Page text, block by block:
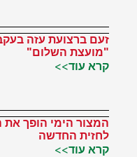
זעם ברצועת עזה
"מועצת השלום"
קרא עוד>>
המצור הימי הופך את
לחזית החדשה
קרא עוד>>